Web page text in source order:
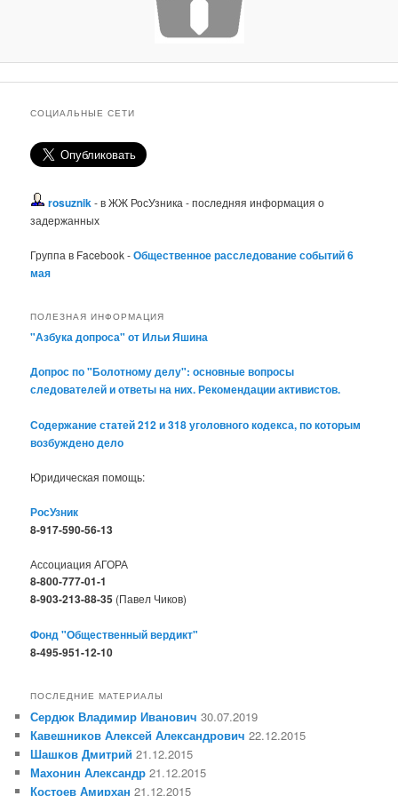
СОЦИАЛЬНЫЕ СЕТИ
rosuznik- в ЖЖ РосУзника - последняя информация о
задержанных
Группа в Facebook -Общественное расследование событий 6
мая
ПОЛЕЗНАЯ ИНФОРМАЦИЯ
"Азбука допроса" от Ильи Яшина
Допрос по "Болотному делу": основные вопросы
следователей и ответы на них. Рекомендации активистов.
Содержание статей 212 и 318 уголовного кодекса, по которым
возбуждено дело
Юридическая помощь:
РосУзник
8-917-590-56-13
Ассоциация АГОРА
8-800-777-01-1
8-903-213-88-35 (Павел Чиков)
Фонд "Общественный вердикт"
8-495-951-12-10
ПОСЛЕДНИЕ МАТЕРИАЛЫ
Сердюк Владимир Иванович 30.07.2019
Кавешников Алексей Александрович 22.12.2015
Шашков Дмитрий 21.12.2015
Махонин Александр 21.12.2015
Костоев Амирхан 21.12.2015